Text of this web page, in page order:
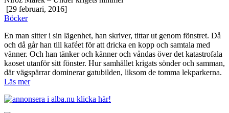
[29 februari, 2016]
Böcker
En man sitter i sin lägenhet, han skriver, tittar ut genom fönstret. Då
och då går han till kaféet för att dricka en kopp och samtala med
vänner. Och han tänker och känner och våndas över det katastrofala
kaoset utanför sitt fönster. Hur samhället krigats sönder och samman,
där vägspärrar dominerar gatubilden, liksom de tomma lekparkerna.
Läs mer